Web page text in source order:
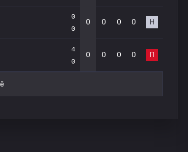
0
0
0 0 0 0 Н
4
0
0 0 0 0 П